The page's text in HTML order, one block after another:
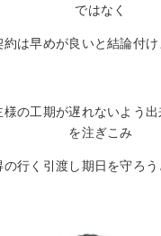
ではなく
約は早めが良いと結論付け
の工期が遅れないよう
を注ぎこみ
の行く引渡し期日を守ろう